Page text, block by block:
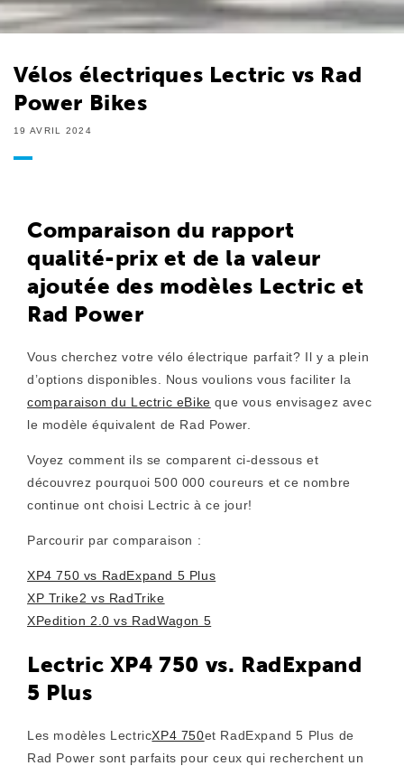
Vélos électriques Lectric vs Rad
Power Bikes
19 AVRIL 2024
Comparaison du rapport
qualité-prix et de la valeur
ajoutée des modèles Lectric et
Rad Power
Vous cherchez votre vélo électrique parfait? Il y a plein
d’options disponibles. Nous voulions vous faciliter la
comparaison du Lectric eBike que vous envisagez avec
le modèle équivalent de Rad Power.
Voyez comment ils se comparent ci-dessous et
découvrez pourquoi 500 000 coureurs et ce nombre
continue ont choisi Lectric à ce jour!
Parcourir par comparaison :
XP4 750 vs RadExpand 5 Plus
XP Trike2 vs RadTrike
XPedition 2.0 vs RadWagon 5
Lectric XP4 750 vs. RadExpand
5 Plus
Les modèles LectricXP4 750et RadExpand 5 Plus de
Rad Power sont parfaits pour ceux qui recherchent un